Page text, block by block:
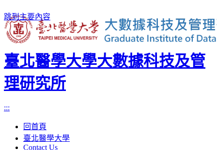
跳到主要內容
臺北醫學大學大數據科技及管
理研究所
:::
回首頁
臺北醫學大學
Contact Us